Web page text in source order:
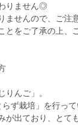
りません◎
せんので、ご注
をご了承の上、
りんご」。
ず栽培」を行っ
が出ており、とて